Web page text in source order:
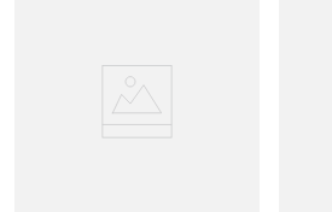
lavaplatos